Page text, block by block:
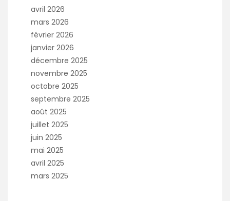
avril 2026
mars 2026
février 2026
janvier 2026
décembre 2025
novembre 2025
octobre 2025
septembre 2025
août 2025
juillet 2025
juin 2025
mai 2025
avril 2025
mars 2025